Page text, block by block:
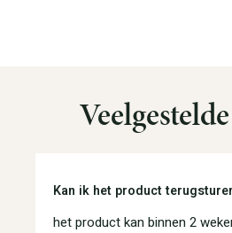
Kan ik het product
het product kan binnen 2